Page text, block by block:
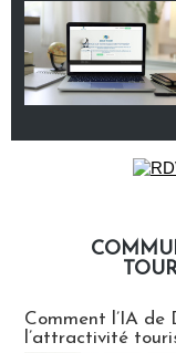
Comment l’IA
l’attractivité